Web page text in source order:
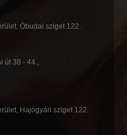
Óbudai sziget 122.
út 38 - 44.,
Hajógyári sziget 122.